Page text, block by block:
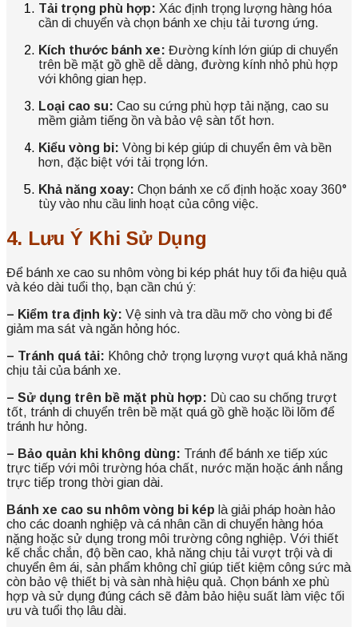
Tải trọng phù hợp: Xác định trọng lượng hàng hóa
cần di chuyển và chọn bánh xe chịu tải tương ứng.
Kích thước bánh xe: Đường kính lớn giúp di chuyển
trên bề mặt gồ ghề dễ dàng, đường kính nhỏ phù hợp
với không gian hẹp.
Loại cao su: Cao su cứng phù hợp tải nặng, cao su
mềm giảm tiếng ồn và bảo vệ sàn tốt hơn.
Kiểu vòng bi: Vòng bi kép giúp di chuyển êm và bền
hơn, đặc biệt với tải trọng lớn.
Khả năng xoay: Chọn bánh xe cố định hoặc xoay 360°
tùy vào nhu cầu linh hoạt của công việc.
4. Lưu Ý Khi Sử Dụng
Để bánh xe cao su nhôm vòng bi kép phát huy tối đa hiệu quả
và kéo dài tuổi thọ, bạn cần chú ý:
– Kiểm tra định kỳ: Vệ sinh và tra dầu mỡ cho vòng bi để
giảm ma sát và ngăn hỏng hóc.
– Tránh quá tải: Không chở trọng lượng vượt quá khả năng
chịu tải của bánh xe.
– Sử dụng trên bề mặt phù hợp: Dù cao su chống trượt
tốt, tránh di chuyển trên bề mặt quá gồ ghề hoặc lồi lõm để
tránh hư hỏng.
– Bảo quản khi không dùng: Tránh để bánh xe tiếp xúc
trực tiếp với môi trường hóa chất, nước mặn hoặc ánh nắng
trực tiếp trong thời gian dài.
Bánh xe cao su nhôm vòng bi kép là giải pháp hoàn hảo
cho các doanh nghiệp và cá nhân cần di chuyển hàng hóa
nặng hoặc sử dụng trong môi trường công nghiệp. Với thiết
kế chắc chắn, độ bền cao, khả năng chịu tải vượt trội và di
chuyển êm ái, sản phẩm không chỉ giúp tiết kiệm công sức mà
còn bảo vệ thiết bị và sàn nhà hiệu quả. Chọn bánh xe phù
hợp và sử dụng đúng cách sẽ đảm bảo hiệu suất làm việc tối
ưu và tuổi thọ lâu dài.